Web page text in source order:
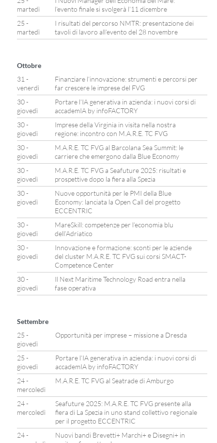
martedì
l’evento finale si svolgerà l’11 dicembre
25 -
martedì
I risultati del percorso NMTR: presentazione dei
tavoli di lavoro all’evento del 28 novembre
Ottobre
31 -
venerdì
Finanziare l’innovazione: strumenti e percorsi per
far crescere le imprese del FVG
30 -
giovedì
Portare l’IA generativa in azienda: i nuovi corsi di
accademIA by infoFACTORY
30 -
giovedì
Imprese della Virginia in visita nella nostra
regione: incontro con M.A.R.E. TC FVG
30 -
giovedì
M.A.R.E. TC FVG al Barcolana Sea Summit: le
carriere che emergono dalla Blue Economy
30 -
giovedì
M.A.R.E. TC FVG a Seafuture 2025: risultati e
prospettive dopo la fiera alla Spezia
30 -
giovedì
Nuove opportunità per le PMI della Blue
Economy: lanciata la Open Call del progetto
ECCENTRIC
30 -
giovedì
MareSkill: competenze per l’economia blu
dell’Adriatico
30 -
giovedì
Innovazione e formazione: sconti per le aziende
del cluster M.A.R.E. TC FVG sui corsi SMACT-
Competence Center
30 -
giovedì
Il Next Maritime Technology Road entra nella
fase operativa
Settembre
25 -
giovedì
Opportunità per imprese – missione a Dresda
25 -
giovedì
Portare l’IA generativa in azienda: i nuovi corsi di
accademIA by infoFACTORY
24 -
mercoledì
M.A.R.E. TC FVG al Seatrade di Amburgo
24 -
mercoledì
Seafuture 2025: M.A.R.E. TC FVG presente alla
fiera di La Spezia in uno stand collettivo regionale
per il progetto ECCENTRIC
24 -
Nuovi bandi Brevetti+ Marchi+ e Disegni+ in